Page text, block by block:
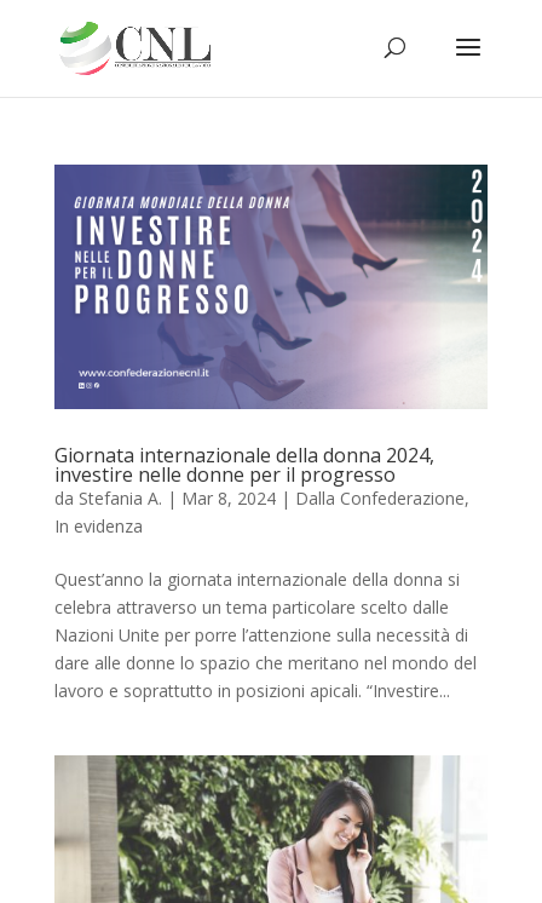
Giornata internazionale della donna 2024,
investire nelle donne per il progresso
da Stefania A. | Mar 8, 2024| Dalla Confederazione,
In evidenza
Quest’anno la giornata internazionale della donna si
celebra attraverso un tema particolare scelto dalle
Nazioni Unite per porre l’attenzione sulla necessità di
dare alle donne lo spazio che meritano nel mondo del
lavoro e soprattutto in posizioni apicali. “Investire...